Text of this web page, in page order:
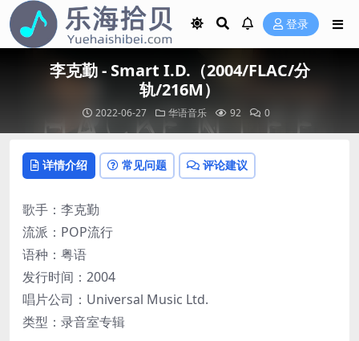
登录
李克勤 - Smart I.D.（2004/FLAC/分
轨/216M）
2022-06-27 华语音乐 92 0
详情介绍 常见问题 评论建议
歌手：李克勤
流派：POP流行
语种：粤语
发行时间：2004
唱片公司：Universal Music Ltd.
类型：录音室专辑